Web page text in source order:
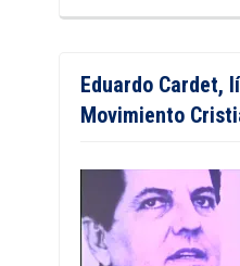
Eduardo Cardet,
Movimiento